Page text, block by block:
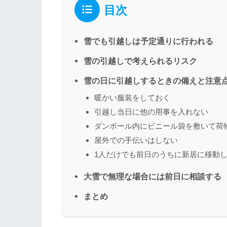
目次
雪でも引越しは予定通りに行われる
雪の引越しで考えられるリスク
雪の日に引越しするときの備えと注意
暖かい服装をしておく
引越し当日に他の用事を入れない
ダンボール内にビニール袋を敷いて荷
屋外での手伝いはしない
1人だけでも前日のうちに新居に移動
大雪で無理な場合には前日に相談する
まとめ